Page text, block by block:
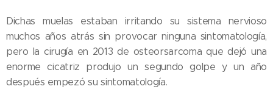
Dichas muelas estaban irritando su sistema nervioso
muchos años atrás sin provocar ninguna sintomatología,
pero la cirugía en 2013 de osteorsarcoma que dejó una
enorme cicatriz produjo un segundo golpe y un año
después empezó su sintomatología.